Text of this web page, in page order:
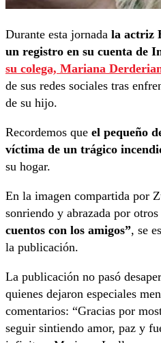
Durante esta jornada la actriz
un registro en su cuenta de
su colega, Mariana
de sus redes sociales tras
de su hijo.
Recordemos que el pequeño
víctima de un trágico
su hogar.
En la imagen compartida por
sonriendo y abrazada por
cuentos con los amigos”, se
la publicación.
La publicación no pasó
quienes dejaron especiales
comentarios: “Gracias por
seguir sintiendo amor, paz y